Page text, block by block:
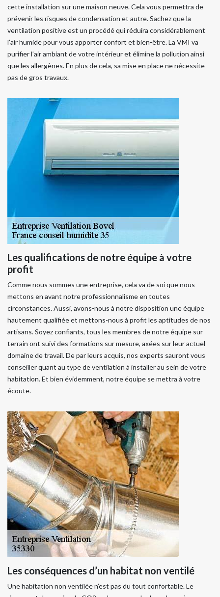
cette installation sur une maison neuve. Cela vous permettra de
prévenir les risques de condensation et autre. Sachez que la
ventilation positive est un procédé qui réduira considérablement
l’air humide pour vous apporter confort et bien-être. La VMI va
purifier l’air ambiant de votre intérieur et élimine la pollution ainsi
que les allergènes. En plus de cela, sa mise en place ne nécessite
pas de gros travaux.
Les qualifications de notre équipe à votre
profit
Comme nous sommes une entreprise, cela va de soi que nous
mettons en avant notre professionnalisme en toutes
circonstances. Aussi, avons-nous à notre disposition une équipe
hautement qualifiée et mettons-nous à profit les aptitudes de nos
artisans. Soyez confiants, tous les membres de notre équipe sur
terrain ont suivi des formations sur mesure, axées sur leur actuel
domaine de travail. De par leurs acquis, nos experts sauront vous
conseiller quant au type de ventilation à installer au sein de votre
habitation. Et bien évidemment, notre équipe se mettra à votre
écoute.
Les conséquences d’un habitat non ventilé
Une habitation non ventilée n’est pas du tout confortable. Le